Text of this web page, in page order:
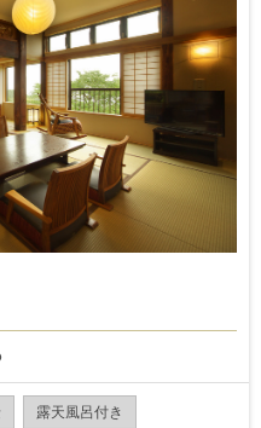
露天風呂付き